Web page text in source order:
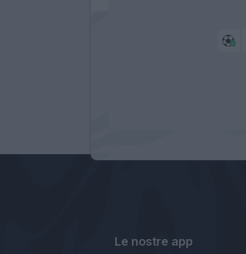
Le nostre app